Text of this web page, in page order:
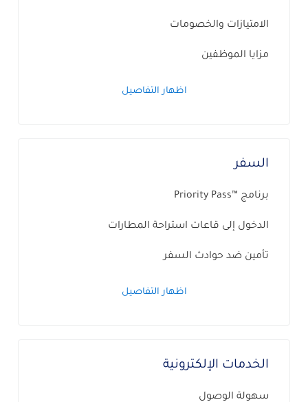
الامتيازات والخصومات
مزايا الموظفين
اظهار التفاصيل
السفر
برنامج ™Priority Pass
الدخول إلى قاعات استراحة المطارات
تأمين ضد حوادث السفر
اظهار التفاصيل
الخدمات الإلكترونية
سهولة الوصول